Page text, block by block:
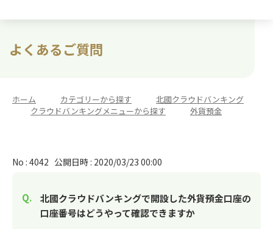
よくあるご質問
ホーム カテゴリーから探す
北國クラウドバンキング
クラウドバンキングメニューから探す 外貨預金
No : 4042 公開日時 : 2020/03/23 00:00
北國クラウドバンキングで開設した外貨預金口座の
口座番号はどうやって確認できますか